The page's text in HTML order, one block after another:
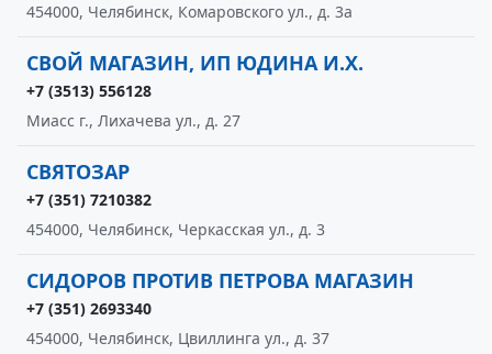
454000, Челябинск, Комаровского ул., д. 3а
СВОЙ МАГАЗИН, ИП ЮДИНА И.Х.
+7 (3513) 556128
Миасс г., Лихачева ул., д. 27
СВЯТОЗАР
+7 (351) 7210382
454000, Челябинск, Черкасская ул., д. 3
СИДОРОВ ПРОТИВ ПЕТРОВА МАГАЗИН
+7 (351) 2693340
454000, Челябинск, Цвиллинга ул., д. 37